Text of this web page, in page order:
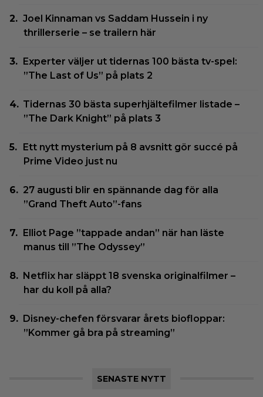
Joel Kinnaman vs Saddam Hussein i ny
thrillerserie – se trailern här
Experter väljer ut tidernas 100 bästa tv-spel:
”The Last of Us” på plats 2
Tidernas 30 bästa superhjältefilmer listade –
”The Dark Knight” på plats 3
Ett nytt mysterium på 8 avsnitt gör succé på
Prime Video just nu
27 augusti blir en spännande dag för alla
”Grand Theft Auto”-fans
Elliot Page ”tappade andan” när han läste
manus till ”The Odyssey”
Netflix har släppt 18 svenska originalfilmer –
har du koll på alla?
Disney-chefen försvarar årets biofloppar:
”Kommer gå bra på streaming”
SENASTE NYTT